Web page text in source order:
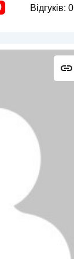
Відгуків: 0